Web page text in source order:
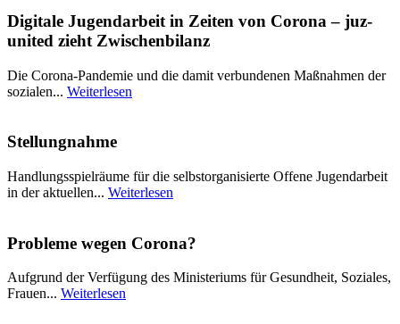
Digitale Jugendarbeit in Zeiten von Corona – juz-
united zieht Zwischenbilanz
Die Corona-Pandemie und die damit verbundenen Maßnahmen der
sozialen... Weiterlesen
Stellungnahme
Handlungsspielräume für die selbstorganisierte Offene Jugendarbeit
in der aktuellen... Weiterlesen
Probleme wegen Corona?
Aufgrund der Verfügung des Ministeriums für Gesundheit, Soziales,
Frauen... Weiterlesen